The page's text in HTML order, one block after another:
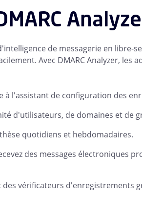
de messagerie en libre-
Avec DMARC Analyzer, les
à l'assistant de configuration des
d'utilisateurs, de domaines et de
quotidiens et hebdomadaires.
des messages électroniques
des vérificateurs d'enregistrements